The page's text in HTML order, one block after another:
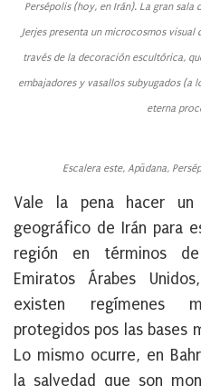
Persépolis (hoy, en Irán). La gran sala
Jerjes presenta un microcosmos
través de la decoración escultórica,
embajadores y vasallos subyugados (a
eterna
Escalera este, Apādana,
Vale la pena hacer
geográfico de Irán para
región en términos
Emiratos Árabes
existen regímenes
protegidos pos las bases
Lo mismo ocurre, en
la salvedad que son